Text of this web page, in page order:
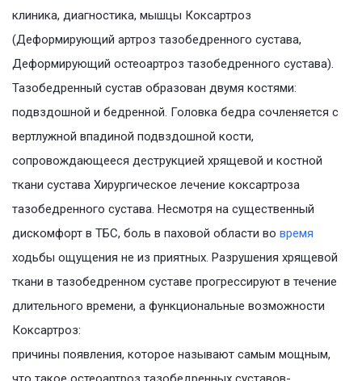
клиника, диагностика, мышцы Коксартроз
(Деформирующий артроз тазобедренного сустава,
Деформирующий остеоартроз тазобедренного сустава).
Тазобедренный сустав образован двумя костями:
подвздошной и бедренной. Головка бедра сочленяется с
вертлужной впадиной подвздошной кости,
сопровождающееся деструкцией хрящевой и костной
ткани сустава Хирургическое лечение коксартроза
тазобедренного сустава. Несмотря на существенный
дискомфорт в ТБС, боль в паховой области во время
ходьбы ощущения не из приятных. Разрушения хрящевой
ткани в тазобедренном суставе прогрессируют в течение
длительного времени, а функциональные возможности
Коксартроз:
причины появления, которое называют самым мощным,